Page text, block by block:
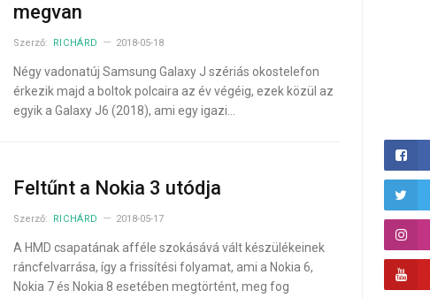
megvan
Szerző: RICHÁRD 2018-05-18
Négy vadonatúj Samsung Galaxy J szériás okostelefon
érkezik majd a boltok polcaira az év végéig, ezek közül az
egyik a Galaxy J6 (2018), ami egy igazi…
Feltűnt a Nokia 3 utódja
Szerző: RICHÁRD 2018-05-17
A HMD csapatának afféle szokásává vált készülékeinek
ráncfelvarrása, így a frissítési folyamat, ami a Nokia 6,
Nokia 7 és Nokia 8 esetében megtörtént, meg fog